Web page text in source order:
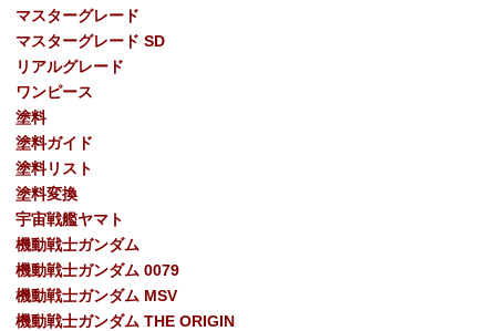
マスターグレード
マスターグレード SD
リアルグレード
ワンピース
塗料
塗料ガイド
塗料リスト
塗料変換
宇宙戦艦ヤマト
機動戦士ガンダム
機動戦士ガンダム 0079
機動戦士ガンダム MSV
機動戦士ガンダム THE ORIGIN